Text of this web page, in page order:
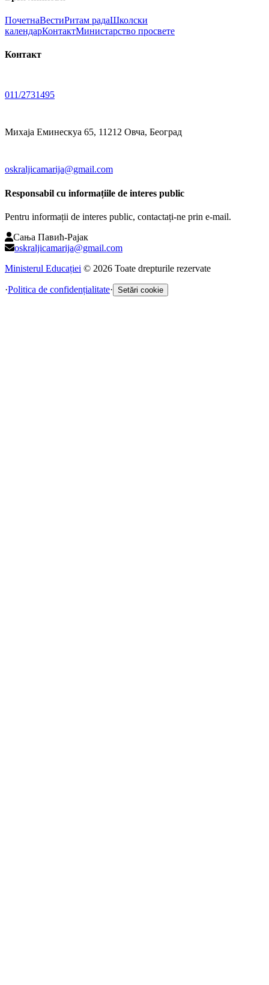
ПочетнаВестиРитам радаШколски
календарКонтактМинистарство просвете
Контакт
011/2731495
Михаја Еминескуа 65, 11212 Овча, Београд
oskraljicamarija@gmail.com
Responsabil cu informațiile de interes public
Pentru informații de interes public, contactați-ne prin e-mail.
Сања Павић-Рајак
oskraljicamarija@gmail.com
Ministerul Educației © 2026 Toate drepturile rezervate
·Politica de confidențialitate· Setări cookie